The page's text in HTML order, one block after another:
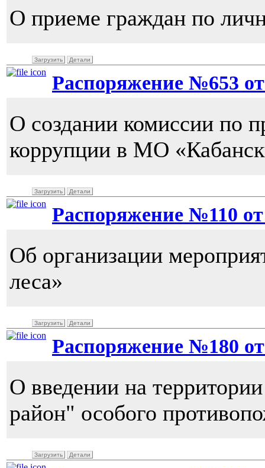
О приеме граждан по
Загрузить Детали
Распоряжение №653 от
О создании комиссии по
коррупции в МО
Загрузить Детали
Распоряжение №110 от
Об организации
леса»
Загрузить Детали
Распоряжение №180 от
О введении на
район" особого
Загрузить Детали